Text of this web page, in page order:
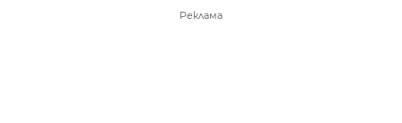
Реклама